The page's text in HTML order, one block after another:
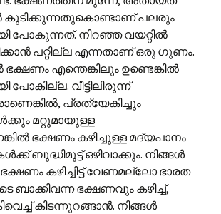
കുടിക്കുന്നതുകൊണ്ടാണ് പലരും
പോകുന്നത്. നിറഞ്ഞ വയറ്റിൽ
പറ്റില്ല എന്നതാണ് ഒരു ഗുണം.
ഭക്ഷണം എന്തെങ്കിലും ഉണ്ടെങ്കിൽ
പോകില്ല. വീട്ടിലിരുന്ന്
പ്രത്യേകിച്ചും
മറ്റുമായുള്ള
ഭക്ഷണം കഴിച്ചുള്ള മദ്യപാനം
ബുദ്ധിമുട്ട് ഒഴിവാക്കും. നിങ്ങൾ
കഴിച്ചിട്ട് വേണമല്ലോ ഭാരത
ബാക്കിവന്ന ഭക്ഷണവും കഴിച്ച്,
കിടന്നുറങ്ങാൻ. നിങ്ങൾ